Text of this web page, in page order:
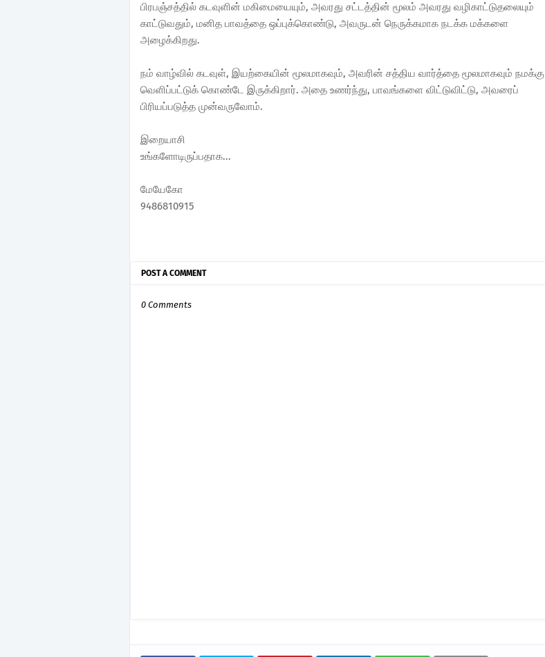
பிரபஞ்சத்தில் கடவுளின் மகிமையையும், அவரது சட்டத்தின் மூலம் அவரது வழிகாட்டுதலையும்
காட்டுவதும், மனித பாவத்தை ஒப்புக்கொண்டு, அவருடன் நெருக்கமாக நடக்க மக்களை
அழைக்கிறது.
நம் வாழ்வில் கடவுள், இயற்கையின் மூலமாகவும், அவரின் சத்திய வார்த்தை மூலமாகவும் நமக்கு
வெளிப்பட்டுக் கொண்டே இருக்கிறார். அதை உணர்ந்து, பாவங்களை விட்டுவிட்டு, அவரைப்
பிரியப்படுத்த முன்வருவோம்.
இறையாசி
உங்களோடிருப்பதாக...
மேயேகோ
9486810915
POST A COMMENT
0 Comments